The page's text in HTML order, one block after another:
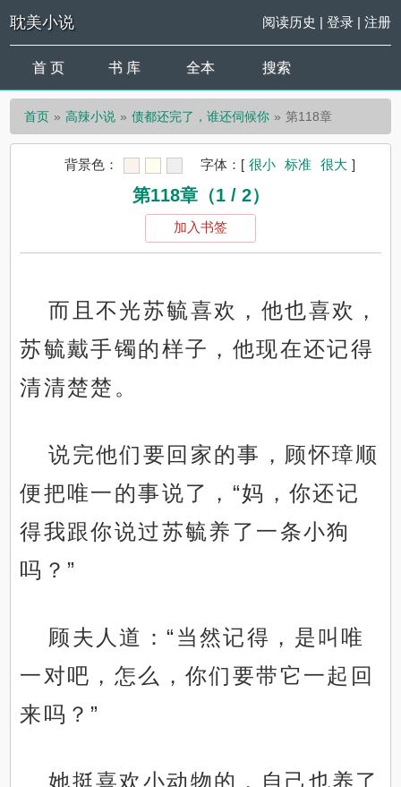
耽美小说 阅读历史 | 登录| 注册
首 页 书 库 全本 搜索
首页 高辣小说 债都还完了，谁还伺候你 第118章
背景色： 字体： [ 很小 标准 很大 ]
第118章（1 / 2）
加入书签
而且不光苏毓喜欢，他也喜欢，
苏毓戴手镯的样子，他现在还记得
清清楚楚。
说完他们要回家的事，顾怀璋顺
便把唯一的事说了，“妈，你还记
得我跟你说过苏毓养了一条小狗
吗？”
顾夫人道：“当然记得，是叫唯
一对吧，怎么，你们要带它一起回
来吗？”
她挺喜欢小动物的，自己也养了